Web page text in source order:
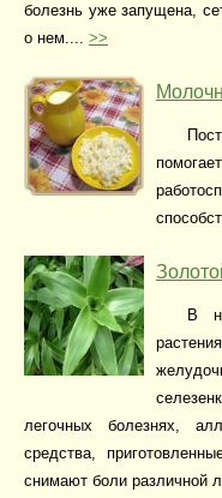
болезнь уже запущена,
о нем.... >>
В
легочных болезнях,
средства,
снимают боли различной